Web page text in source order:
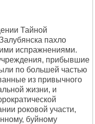
Тайной
пахло
испражнениями.
прибывшие
по большей частью
из привычного
жизни, и
роковой участи,
буйному